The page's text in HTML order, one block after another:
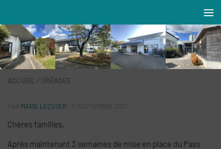
Résidences MAREVA
ACCUEIL / ORÉADES
MARIE LECUYER 11 SEPTEMBRE 2021
Chères familles,
Après maintenant 3 semaines de mise en place du Pass